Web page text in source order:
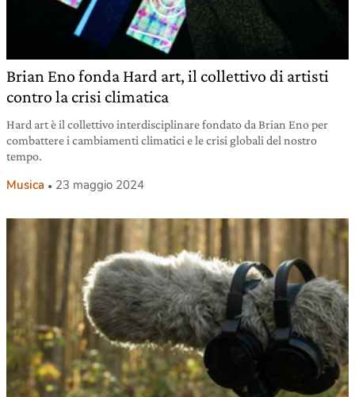
Brian Eno fonda Hard art, il collettivo di artisti
contro la crisi climatica
Hard art è il collettivo interdisciplinare fondato da Brian Eno per
combattere i cambiamenti climatici e le crisi globali del nostro
tempo.
Musica 23 maggio 2024